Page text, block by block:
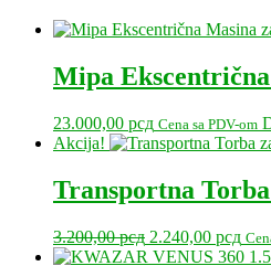
Mipa
23.000,00 рсд Cena sa PDV-om
Akcija!
Transportna
3.200,00рсд Originalna
cena
2.240,00 рсд
cena